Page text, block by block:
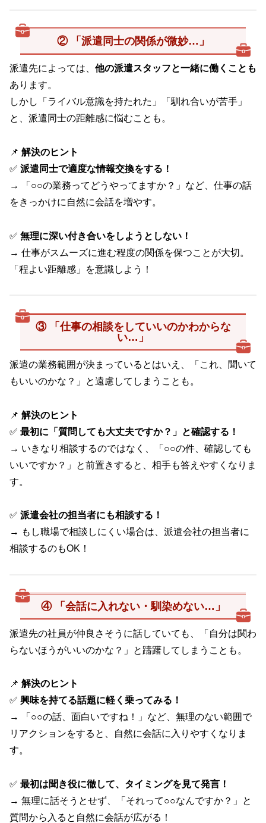
② 「派遣同士の関係が微妙…」
派遣先によっては、 他の派遣スタッフと一緒に働くことも
あります。
しかし「ライバル意識を持たれた」「馴れ合いが苦手」
と、派遣同士の距離感に悩むことも。
📌 解決のヒント
✅ 派遣同士で適度な情報交換をする！
→ 「○○の業務ってどうやってますか？」など、仕事の話
をきっかけに自然に会話を増やす。
✅ 無理に深い付き合いをしようとしない！
→ 仕事がスムーズに進む程度の関係を保つことが大切。
「程よい距離感」を意識しよう！
③ 「仕事の相談をしていいのかわからな
い…」
派遣の業務範囲が決まっているとはいえ、「これ、聞いて
もいいのかな？」と遠慮してしまうことも。
📌 解決のヒント
✅ 最初に「質問しても大丈夫ですか？」と確認する！
→ いきなり相談するのではなく、「○○の件、確認しても
いいですか？」と前置きすると、相手も答えやすくなりま
す。
✅ 派遣会社の担当者にも相談する！
→ もし職場で相談しにくい場合は、派遣会社の担当者に
相談するのもOK！
④ 「会話に入れない・馴染めない…」
派遣先の社員が仲良さそうに話していても、「自分は関わ
らないほうがいいのかな？」と躊躇してしまうことも。
📌 解決のヒント
✅ 興味を持てる話題に軽く乗ってみる！
→ 「○○の話、面白いですね！」など、無理のない範囲で
リアクションをすると、自然に会話に入りやすくなりま
す。
✅ 最初は聞き役に徹して、タイミングを見て発言！
→ 無理に話そうとせず、「それって○○なんですか？」と
質問から入ると自然に会話が広がる！